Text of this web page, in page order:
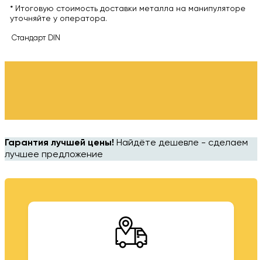
* Итоговую стоимость доставки металла на манипуляторе
уточняйте у оператора.
Стандарт DIN
Гарантия лучшей цены! Найдёте дешевле - сделаем
лучшее предложение